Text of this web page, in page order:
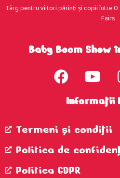
Târg pentru viitori părinţi şi copii între 0
Fairs
Baby Boom Show
Informații
Termeni şi condiţii
Politica de
Politica GDPR